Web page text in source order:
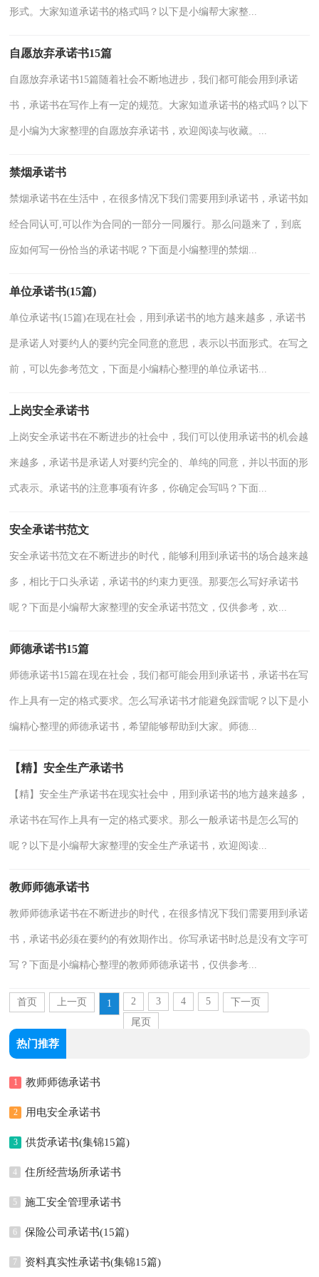
形式。大家知道承诺书的格式吗？以下是小编帮大家整...
自愿放弃承诺书15篇
自愿放弃承诺书15篇随着社会不断地进步，我们都可能会用到承诺
书，承诺书在写作上有一定的规范。大家知道承诺书的格式吗？以下
是小编为大家整理的自愿放弃承诺书，欢迎阅读与收藏。...
禁烟承诺书
禁烟承诺书在生活中，在很多情况下我们需要用到承诺书，承诺书如
经合同认可,可以作为合同的一部分一同履行。那么问题来了，到底
应如何写一份恰当的承诺书呢？下面是小编整理的禁烟...
单位承诺书(15篇)
单位承诺书(15篇)在现在社会，用到承诺书的地方越来越多，承诺书
是承诺人对要约人的要约完全同意的意思，表示以书面形式。在写之
前，可以先参考范文，下面是小编精心整理的单位承诺书...
上岗安全承诺书
上岗安全承诺书在不断进步的社会中，我们可以使用承诺书的机会越
来越多，承诺书是承诺人对要约完全的、单纯的同意，并以书面的形
式表示。承诺书的注意事项有许多，你确定会写吗？下面...
安全承诺书范文
安全承诺书范文在不断进步的时代，能够利用到承诺书的场合越来越
多，相比于口头承诺，承诺书的约束力更强。那要怎么写好承诺书
呢？下面是小编帮大家整理的安全承诺书范文，仅供参考，欢...
师德承诺书15篇
师德承诺书15篇在现在社会，我们都可能会用到承诺书，承诺书在写
作上具有一定的格式要求。怎么写承诺书才能避免踩雷呢？以下是小
编精心整理的师德承诺书，希望能够帮助到大家。师德...
【精】安全生产承诺书
【精】安全生产承诺书在现实社会中，用到承诺书的地方越来越多，
承诺书在写作上具有一定的格式要求。那么一般承诺书是怎么写的
呢？以下是小编帮大家整理的安全生产承诺书，欢迎阅读...
教师师德承诺书
教师师德承诺书在不断进步的时代，在很多情况下我们需要用到承诺
书，承诺书必须在要约的有效期作出。你写承诺书时总是没有文字可
写？下面是小编精心整理的教师师德承诺书，仅供参考...
首页 上一页 1 2 3 4 5
下一页
尾页
热门推荐
1 教师师德承诺书
2 用电安全承诺书
3 供货承诺书(集锦15篇)
4 住所经营场所承诺书
5 施工安全管理承诺书
6 保险公司承诺书(15篇)
7 资料真实性承诺书(集锦15篇)